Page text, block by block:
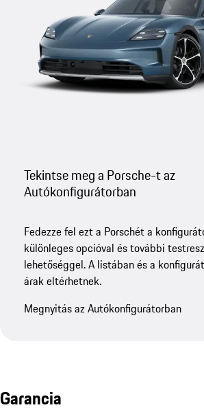
Tekintse meg a Porsche-t az
Autókonfigurátorban
Fedezze fel ezt a Porschét a
különleges opcióval és további
lehetőséggel. A listában és a
árak eltérhetnek.
Megnyitás az Autókonfigurátorban
Garancia